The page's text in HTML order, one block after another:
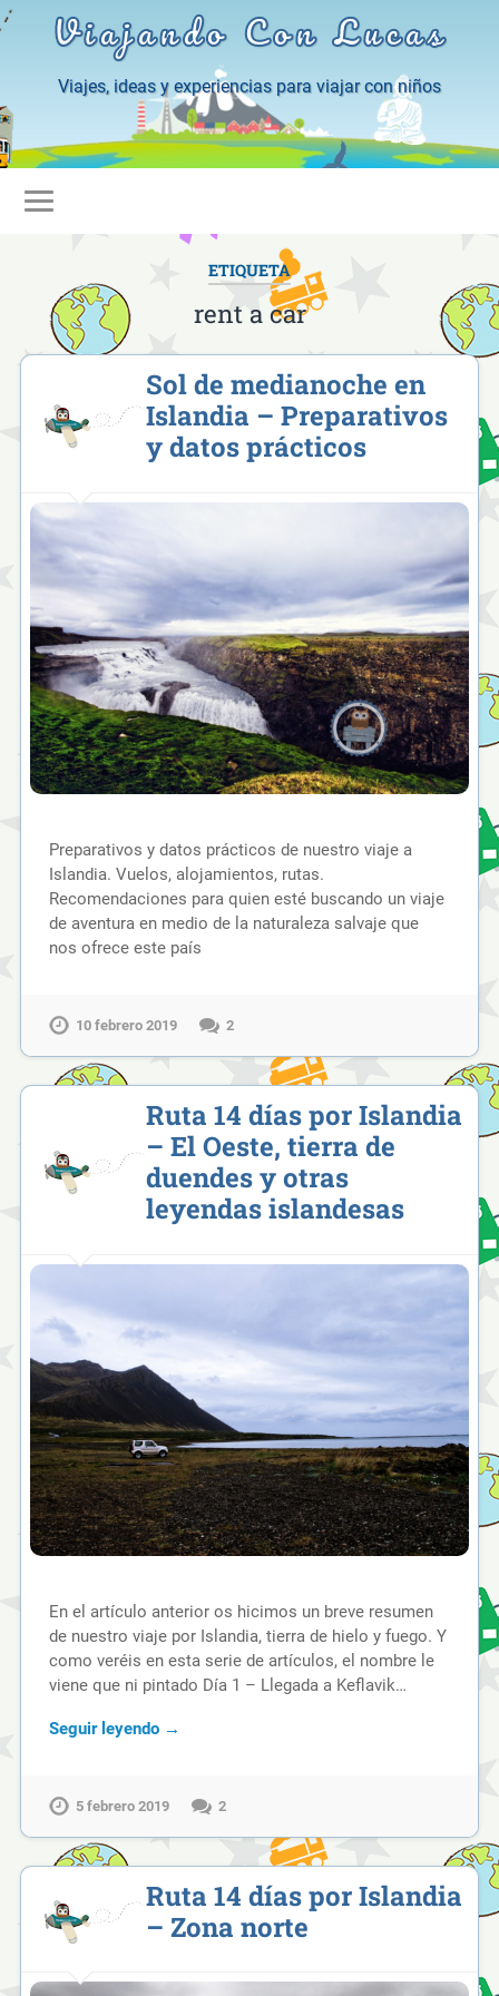
Viajando Con Lucas
Viajes, ideas y experiencias para viajar con niños
ETIQUETA
rent a car
Sol de medianoche en
Islandia – Preparativos
y datos prácticos
Preparativos y datos prácticos de nuestro viaje a
Islandia. Vuelos, alojamientos, rutas.
Recomendaciones para quien esté buscando un viaje
de aventura en medio de la naturaleza salvaje que
nos ofrece este país
10 febrero 2019 2
Ruta 14 días por Islandia
– El Oeste, tierra de
duendes y otras
leyendas islandesas
En el artículo anterior os hicimos un breve resumen
de nuestro viaje por Islandia, tierra de hielo y fuego. Y
como veréis en esta serie de artículos, el nombre le
viene que ni pintado Día 1 – Llegada a Keflavik…
Seguir leyendo →
5 febrero 2019 2
Ruta 14 días por Islandia
– Zona norte